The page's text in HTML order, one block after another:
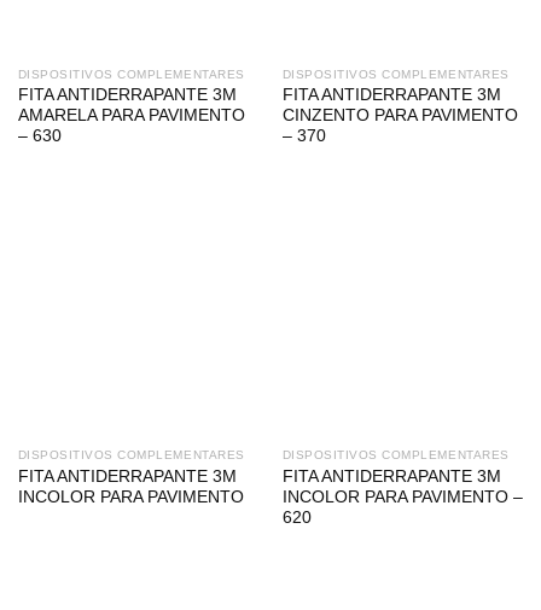
DISPOSITIVOS COMPLEMENTARES
FITA ANTIDERRAPANTE 3M
AMARELA PARA PAVIMENTO
– 630
DISPOSITIVOS COMPLEMENTARES
FITA ANTIDERRAPANTE 3M
CINZENTO PARA PAVIMENTO
– 370
DISPOSITIVOS COMPLEMENTARES
FITA ANTIDERRAPANTE 3M
INCOLOR PARA PAVIMENTO
DISPOSITIVOS COMPLEMENTARES
FITA ANTIDERRAPANTE 3M
INCOLOR PARA PAVIMENTO –
620